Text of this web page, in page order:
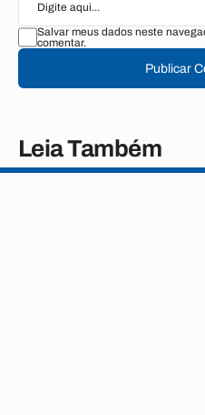
Salvar meus dados neste
comentar.
Publicar
Leia Também